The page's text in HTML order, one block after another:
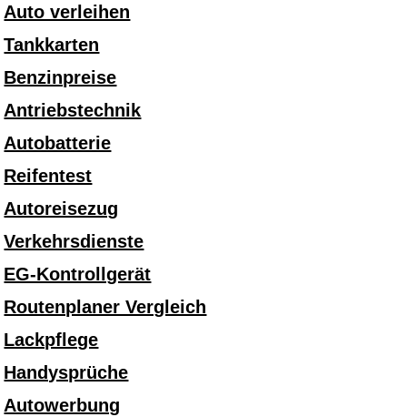
Auto verleihen
Tankkarten
Benzinpreise
Antriebstechnik
Autobatterie
Reifentest
Autoreisezug
Verkehrsdienste
EG-Kontrollgerät
Routenplaner Vergleich
Lackpflege
Handysprüche
Autowerbung